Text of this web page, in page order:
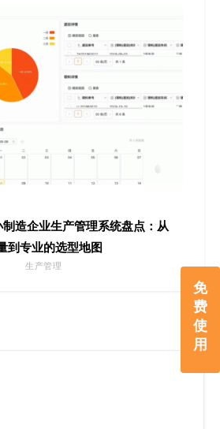
免
费
使
用
造企业生产管理系统盘点：从
到专业的选型地图
生产管理